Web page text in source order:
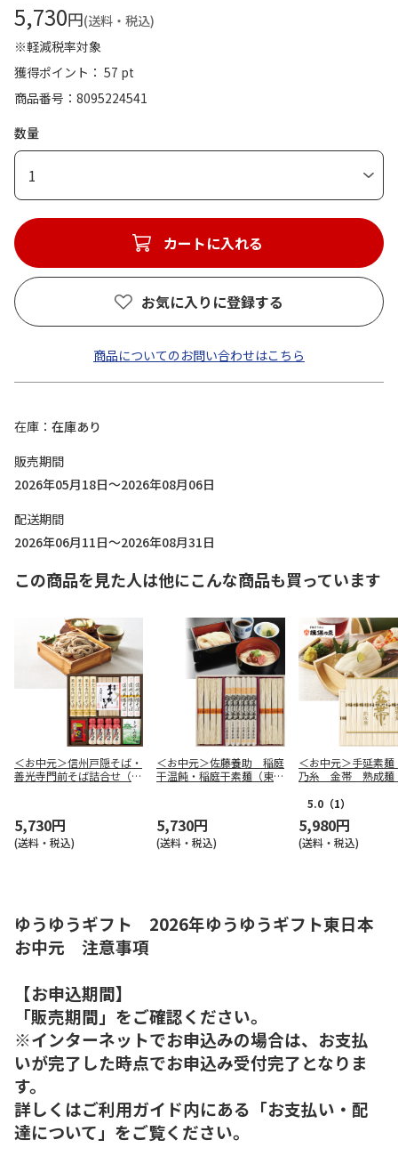
5,730円(送料・税込)
※軽減税率対象
獲得ポイント： 57 pt
商品番号
8095224541
数量
1
カートに入れる
お気に入りに登録する
商品についてのお問い合わせはこちら
在庫
在庫あり
販売期間
2026年05月18日～2026年08月06日
配送期間
2026年06月11日～2026年08月31日
この商品を見た人は他にこんな商品も買っています
＜お中元＞信州戸隠そば・
善光寺門前そば詰合せ（東
5,730円
(送料・税込)
＜お中元＞佐藤養助 稲庭
干温飩・稲庭干素麺（東日
5,730円
(送料・税込)
＜お中元＞手延素
乃糸 金帯 熟成麺
5.0 （1）
5,980円
(送料・税込)
ゆうゆうギフト 2026年ゆうゆうギフト東日本
お中元 注意事項
【お申込期間】
「販売期間」をご確認ください。
※インターネットでお申込みの場合は、お支払
いが完了した時点でお申込み受付完了となりま
す。
詳しくはご利用ガイド内にある「お支払い・配
達について」をご覧ください。